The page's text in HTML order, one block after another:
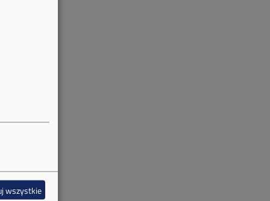
wszystkie